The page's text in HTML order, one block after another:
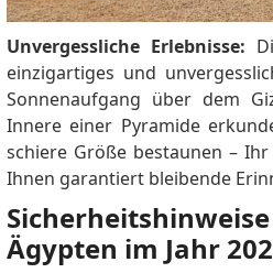
Unvergessliche Erlebnisse:
einzigartiges und
Sonnenaufgang über dem
Innere einer Pyramide
schiere Größe bestaunen – Ihr
Ihnen garantiert bleibende
Ägypten im Jahr